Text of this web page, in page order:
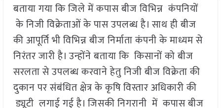
बताया गया कि जिले में कपास बीज विभिन्न कंपनियों
के निजी विक्रेताओं के पास उपलब्ध है। साथ ही बीज
की आपूर्ति भी विभिन्न बीज निर्माता कंपनी के माध्यम से
निरंतर जारी है। उन्होंने बताया कि किसानों को बीज
सरलता से उपलब्ध करवाने हेतु निजी बीज विक्रेता की
दुकान पर संबंधित क्षेत्र के कृषि विस्तार अधिकारी की
ड्यूटी लगाई गई है। जिसकी निगरानी में कपास बीज